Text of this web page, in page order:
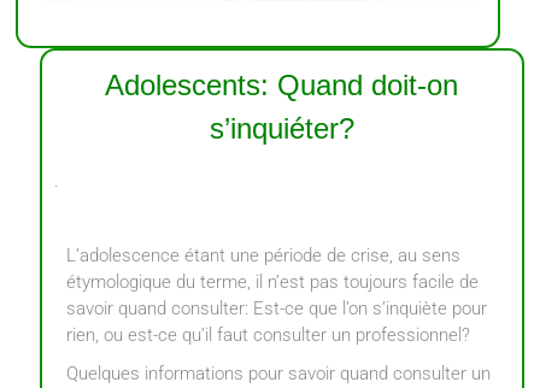
Adolescents: Quand doit-on
s’inquiéter?
.
L’adolescence étant une période de crise, au sens
étymologique du terme, il n’est pas toujours facile de
savoir quand consulter: Est-ce que l’on s’inquiète pour
rien, ou est-ce qu’il faut consulter un professionnel?
Quelques informations pour savoir quand consulter un